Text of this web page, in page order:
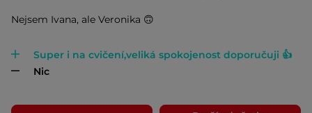
Nejsem Ivana, ale Veronika 🙃
Super i na cvičení,veliká spokojenost doporučuji 👍
Nic